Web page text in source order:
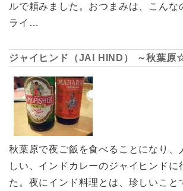
ルで頼みました。おつまみは、こんな
ライ…
ジャイヒンド（JAI HIND） ～秋葉原
秋葉原で夜ご飯を食べることになり、
しい、インドカレーのジャイヒンドに
た。夜にインド料理とは、珍しいこと